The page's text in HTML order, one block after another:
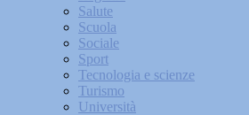
Salute
Scuola
Sociale
Sport
Tecnologia e scienze
Turismo
Università